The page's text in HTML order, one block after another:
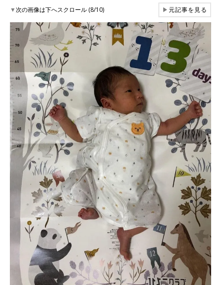
▼次の画像は下へスクロール (8/10) ▶元記事を見る